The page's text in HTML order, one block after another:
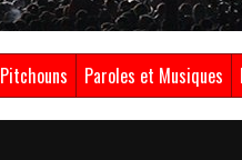
Pitchouns Paroles et Musiques